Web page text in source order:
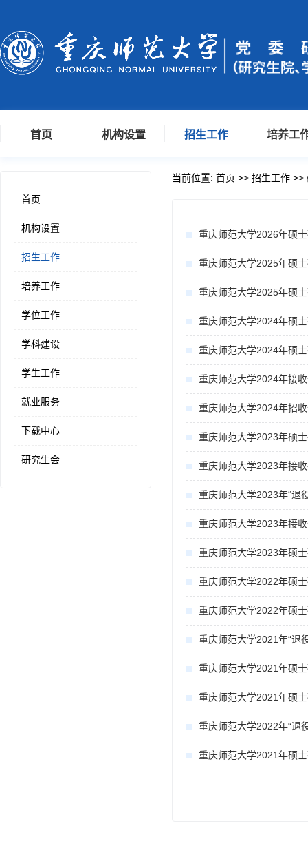
首页 机构设置 招生工作 培养工
首页
机构设置
招生工作
培养工作
学位工作
学科建设
学生工作
就业服务
下载中心
研究生会
当前位置: 首页 >> 招生工作 >>
重庆师范大学2026年硕
重庆师范大学2025年硕
重庆师范大学2025年硕
重庆师范大学2024年硕
重庆师范大学2024年硕
重庆师范大学2024年接
重庆师范大学2024年招
重庆师范大学2023年硕
重庆师范大学2023年接
重庆师范大学2023年“退
重庆师范大学2023年接
重庆师范大学2023年硕
重庆师范大学2022年硕
重庆师范大学2022年硕
重庆师范大学2021年“退
重庆师范大学2021年硕
重庆师范大学2021年硕
重庆师范大学2022年“退
重庆师范大学2021年硕